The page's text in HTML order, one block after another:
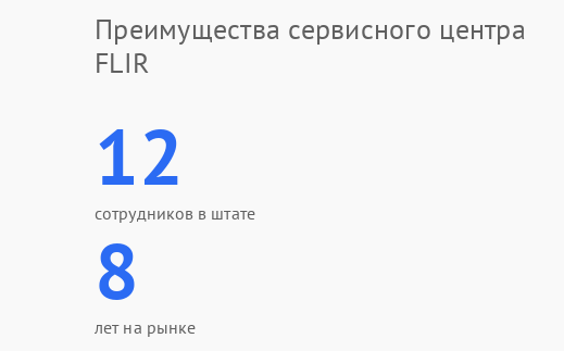
Преимущества сервисного центра
FLIR
12
сотрудников в штате
8
лет на рынке